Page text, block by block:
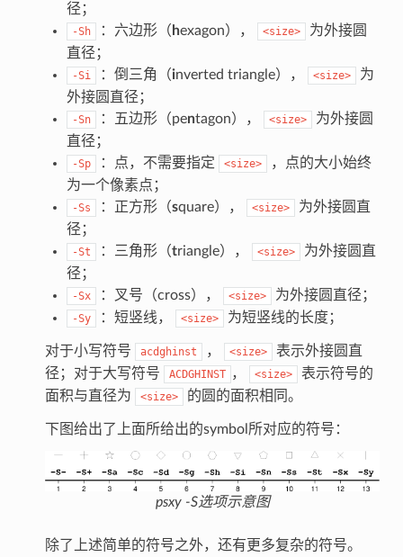
径；
-Sh ：六边形（hexagon）， <size>
为外接圆
直径；
-Si ：倒三角（inverted triangle）， <size>
为
外接圆直径；
-Sn ：五边形（pentagon）， <size>
为外接圆
直径；
-Sp ：点，不需要指定 <size>
，点的大小始终
为一个像素点；
-Ss ：正方形（square）， <size>
为外接圆直
径；
-St ：三角形（triangle）， <size>
为外接圆直
径；
-Sx ：叉号（cross）， <size> 为外接圆直径；
-Sy ：短竖线， <size> 为短竖线的长度；
对于小写符号 acdghinst ， <size>
表示外接圆直
径；对于大写符号
ACDGHINST ， <size>
表示符号的
面积与直径为
<size> 的圆的面积相同。
下图给出了上面所给出的symbol所对应的符号：
psxy -S选项示意图
除了上述简单的符号之外，还有更多复杂的符号。